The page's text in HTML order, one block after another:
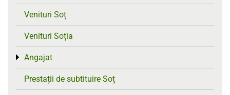
Venituri Soț
Venituri Soția
Angajat
Toggle menu
Prestații de subtituire Soț